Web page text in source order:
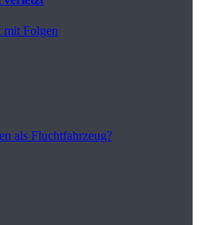
Folgen
als Fluchtfahrzeug?